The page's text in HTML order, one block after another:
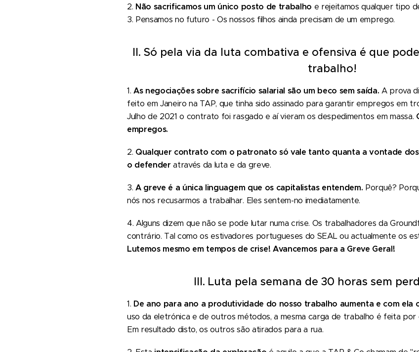
2. Não sacrificamos um único posto de trabalho e rejeitamos qualquer tipo
3. Pensamos no futuro - Os nossos filhos ainda precisam de um emprego.
II. Só pela via da luta combativa e ofensiva é que
trabalho!
1.As negociações sobre sacrifício salarial são um beco sem saída.A prova
feito em Janeiro na TAP, que tinha sido assinado para garantir empregos em
Julho de 2021 o contrato foi rasgado e aí vieram os despedimentos em massa.
empregos.
2. Qualquer contrato com o patronato só vale tanto quanta a vontade
o defender através da luta e da greve.
3.A greve é a única linguagem que os capitalistas entendem. Porquê?
nós nos recusarmos a trabalhar. Eles sentem-no imediatamente.
4. Alguns dizem que não se pode lutar numa crise. Os trabalhadores da
contrário. Tal como os estivadores portugueses do SEAL ou actualmente os
Lutemos mesmo em tempos de crise! Avancemos para a Greve Geral!
III. Luta pela semana de 30 horas sem
1. De ano para ano a produtividade do nosso trabalho aumenta e com ela
uso da eletrónica e de outros métodos, a mesma carga de trabalho é feita por
Em resultado disto, os outros são atirados para a rua.